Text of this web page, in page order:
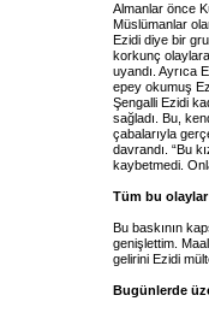
Almanlar önce
Müslümanlar
Ezidi diye bir
korkunç olaylara
uyandı. Ayrıca
epey okumuş
Şengalli Ezidi
sağladı. Bu,
çabalarıyla
davrandı. “Bu
kaybetmedi.
Tüm bu olaylar
Bu baskının
genişlettim.
gelirini Ezidi
Bugünlerde